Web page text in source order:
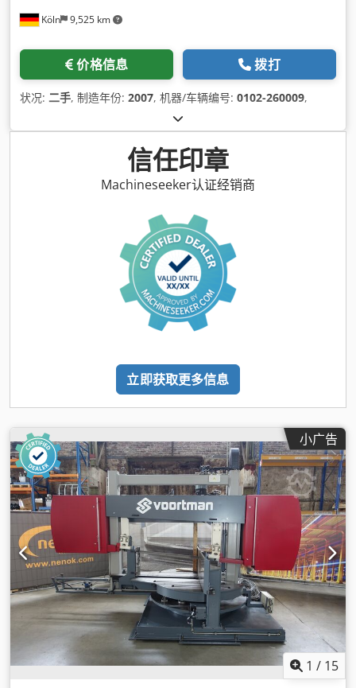
Köln 9,525 km
价格信息 拨打
状况: 二手, 制造年份: 2007, 机器/车辆编号: 0102-260009,
信任印章
Machineseeker认证经销商
立即获取更多信息
小广告
1 / 15